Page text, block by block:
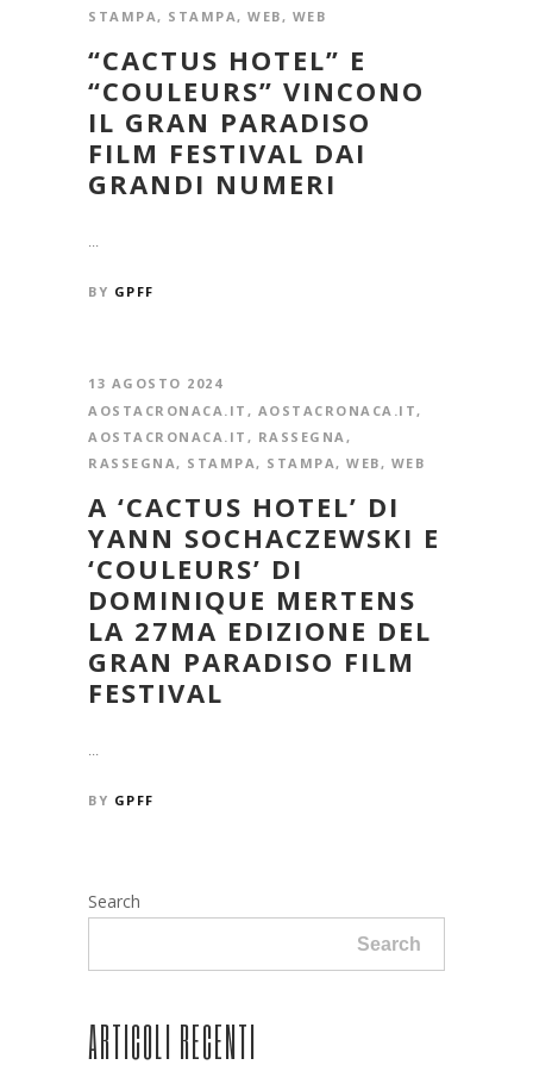
STAMPA, STAMPA, WEB, WEB
“CACTUS HOTEL” E
“COULEURS” VINCONO
IL GRAN PARADISO
FILM FESTIVAL DAI
GRANDI NUMERI
...
BY GPFF
13 AGOSTO 2024
AOSTACRONACA.IT , AOSTACRONACA.IT,
AOSTACRONACA.IT , RASSEGNA,
RASSEGNA, STAMPA, STAMPA, WEB, WEB
A ‘CACTUS HOTEL’ DI
YANN SOCHACZEWSKI E
‘COULEURS’ DI
DOMINIQUE MERTENS
LA 27MA EDIZIONE DEL
GRAN PARADISO FILM
FESTIVAL
...
BY GPFF
Search
Search
ARTICOLI RECENTI